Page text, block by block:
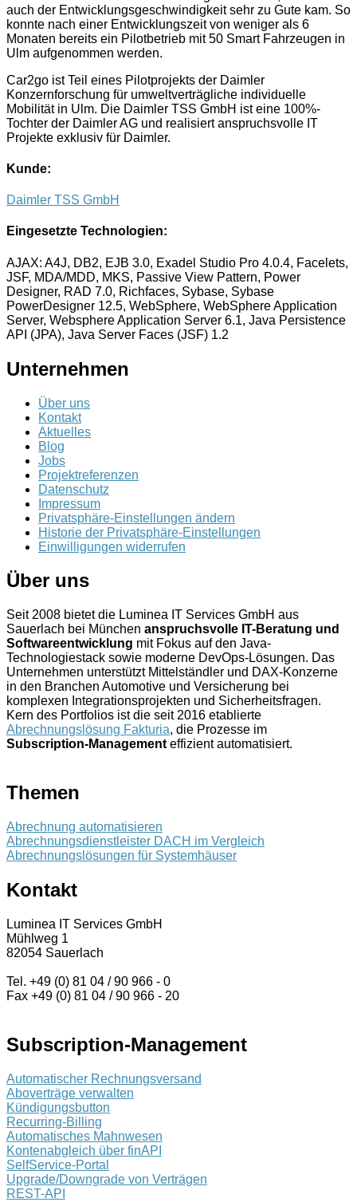
auch der Entwicklungsgeschwindigkeit sehr zu Gute kam. So
konnte nach einer Entwicklungszeit von weniger als 6
Monaten bereits ein Pilotbetrieb mit 50 Smart Fahrzeugen in
Ulm aufgenommen werden.
Car2go ist Teil eines Pilotprojekts der Daimler
Konzernforschung für umweltverträgliche individuelle
Mobilität in Ulm. Die Daimler TSS GmbH ist eine 100%-
Tochter der Daimler AG und realisiert anspruchsvolle IT
Projekte exklusiv für Daimler.
Kunde:
Daimler TSS GmbH
Eingesetzte Technologien:
AJAX: A4J, DB2, EJB 3.0, Exadel Studio Pro 4.0.4, Facelets,
JSF, MDA/MDD, MKS, Passive View Pattern, Power
Designer, RAD 7.0, Richfaces, Sybase, Sybase
PowerDesigner 12.5, WebSphere, WebSphere Application
Server, Websphere Application Server 6.1, Java Persistence
API (JPA), Java Server Faces (JSF) 1.2
Unternehmen
Über uns
Kontakt
Aktuelles
Blog
Jobs
Projektreferenzen
Datenschutz
Impressum
Privatsphäre-Einstellungen ändern
Historie der Privatsphäre-Einstellungen
Einwilligungen widerrufen
Über uns
Seit 2008 bietet die Luminea IT Services GmbH aus
Sauerlach bei München anspruchsvolle IT-Beratung und
Softwareentwicklung mit Fokus auf den Java-
Technologiestack sowie moderne DevOps-Lösungen. Das
Unternehmen unterstützt Mittelständler und DAX-Konzerne
in den Branchen Automotive und Versicherung bei
komplexen Integrationsprojekten und Sicherheitsfragen.
Kern des Portfolios ist die seit 2016 etablierte
Abrechnungslösung Fakturia, die Prozesse im
Subscription-Management effizient automatisiert.
Themen
Abrechnung automatisieren
Abrechnungsdienstleister DACH im Vergleich
Abrechnungslösungen für Systemhäuser
Kontakt
Luminea IT Services GmbH
Mühlweg 1
82054 Sauerlach
Tel. +49 (0) 81 04 / 90 966 - 0
Fax +49 (0) 81 04 / 90 966 - 20
Subscription-Management
Automatischer Rechnungsversand
Aboverträge verwalten
Kündigungsbutton
Recurring-Billing
Automatisches Mahnwesen
Kontenabgleich über finAPI
SelfService-Portal
Upgrade/Downgrade von Verträgen
REST-API